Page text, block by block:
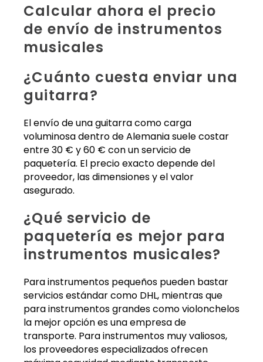
Calcular ahora el precio
de envío de instrumentos
musicales
¿Cuánto cuesta enviar una
guitarra?
El envío de una guitarra como carga
voluminosa dentro de Alemania suele costar
entre 30 € y 60 € con un servicio de
paquetería. El precio exacto depende del
proveedor, las dimensiones y el valor
asegurado.
¿Qué servicio de
paquetería es mejor para
instrumentos musicales?
Para instrumentos pequeños pueden bastar
servicios estándar como DHL, mientras que
para instrumentos grandes como violonchelos
la mejor opción es una empresa de
transporte. Para instrumentos muy valiosos,
los proveedores especializados ofrecen